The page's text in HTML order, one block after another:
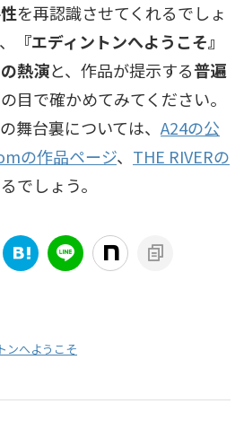
を再認識させてくれるでしょ
『エディントンへようこそ』
熱演と、作品が提示する普遍
目で確かめてみてください。
舞台裏については、A24の公
の作品ページ、 THE RIVERの
でしょう。
ンへようこそ